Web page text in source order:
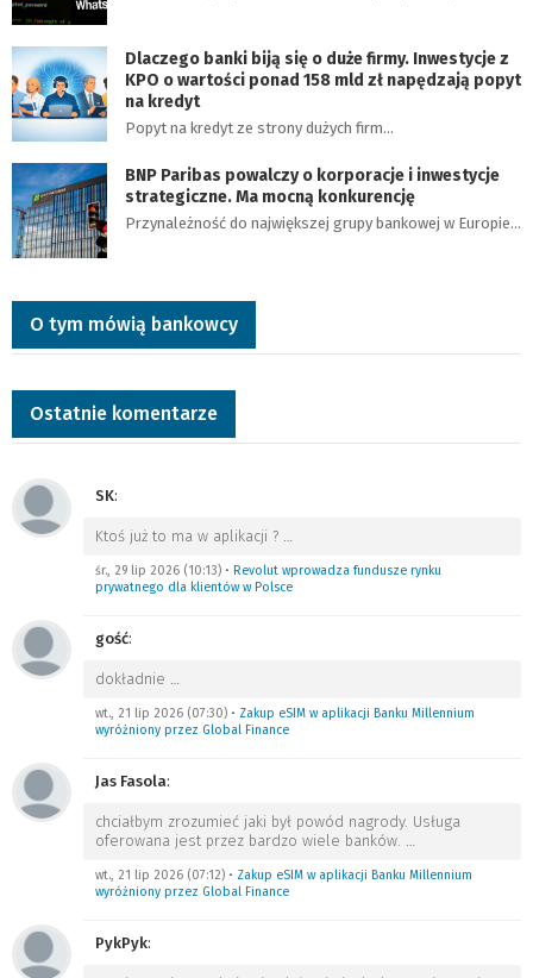
Dlaczego banki biją się o duże firmy. Inwestycje z
KPO o wartości ponad 158 mld zł napędzają popyt
na kredyt
Popyt na kredyt ze strony dużych firm…
BNP Paribas powalczy o korporacje i inwestycje
strategiczne. Ma mocną konkurencję
Przynależność do największej grupy bankowej w Europie…
O tym mówią bankowcy
Ostatnie komentarze
SK:
Ktoś już to ma w aplikacji ? …
śr., 29 lip 2026 (10:13) • Revolut wprowadza fundusze rynku
prywatnego dla klientów w Polsce
gość:
dokładnie …
wt., 21 lip 2026 (07:30) • Zakup eSIM w aplikacji Banku Millennium
wyróżniony przez Global Finance
Jas Fasola:
chciałbym zrozumieć jaki był powód nagrody. Usługa
oferowana jest przez bardzo wiele banków. …
wt., 21 lip 2026 (07:12) • Zakup eSIM w aplikacji Banku Millennium
wyróżniony przez Global Finance
PykPyk: